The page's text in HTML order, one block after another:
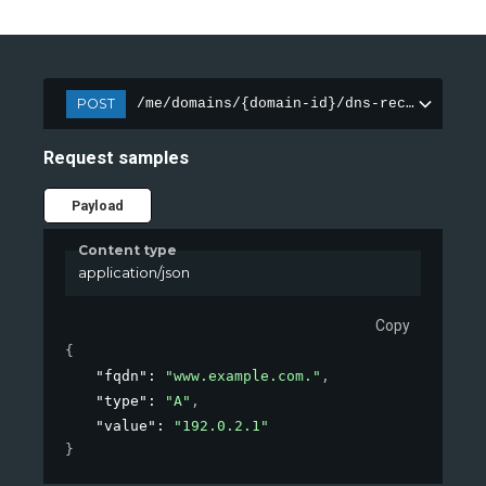
POST /me/domains/{domain-id}/dns-records
Request samples
Payload
Content type
application/json
Copy
{
"fqdn" : "www.example.com." ,
"type" : "A" ,
"value" :
"192.0.2.1"
}